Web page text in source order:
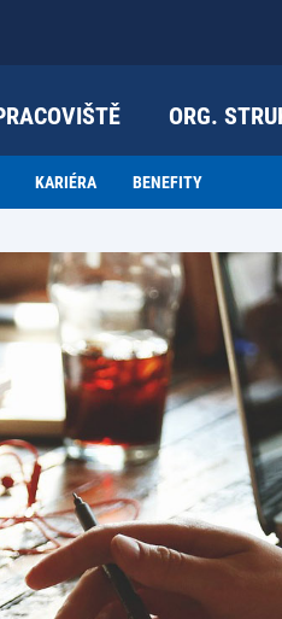
ORG.
KARIÉRA BENEFITY